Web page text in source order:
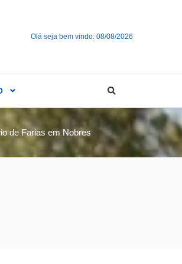
Olá seja bem vindo: 08/08/2026
de Farias em Nobres